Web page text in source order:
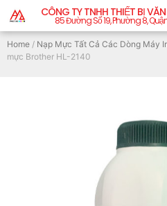
CÔNG TY TNHH THIẾT BỊ
85 Đường Số 19, Phường 8,
Home / Nạp Mực Tất Cả Các Dòng Máy
mực Brother HL-2140